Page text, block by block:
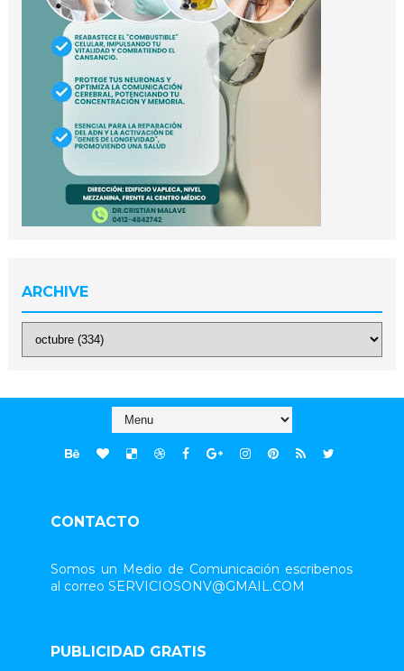
ARCHIVE
CONTACTO
Somos un Medio de Comunicación escribenos
al correo SERVICIOSONV@GMAIL.COM
PUBLICIDAD GRATIS